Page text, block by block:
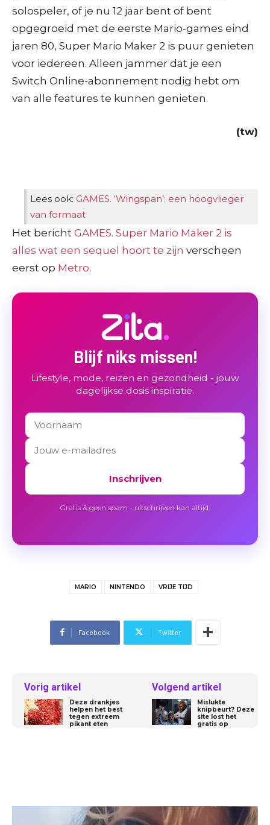
solospeler, of je nu 12 jaar bent of bent
opgegroeid met de eerste Mario-games eind
jaren 80, Super Mario Maker 2 is puur genieten
voor iedereen. Alleen jammer dat je een
Switch Online-abonnement nodig hebt om
van alle features te kunnen genieten.
(tw)
Lees ook: GAMES. ‘Wingspan’: een hoogvlieger
van formaat
Het bericht GAMES. Super Mario Maker 2 is
alles wat een sequel hoort te zijn verscheen
eerst op Metro.
Blijf niks missen!
Lifestyle, mode, reizen en gezondheid - jouw
dagelijkse dosis inspiratie.
Inschrijven
Gratis & geen spam - uitschrijven kan altijd.
MARIO NINTENDO VRIJE TIJD
Facebook Twitter
Vorig artikel
Deze drankjes
helpen het best
tegen extreem
pikant eten
Volgend artikel
Mislukte
knipbeurt? Deze
site lost het
gratis op